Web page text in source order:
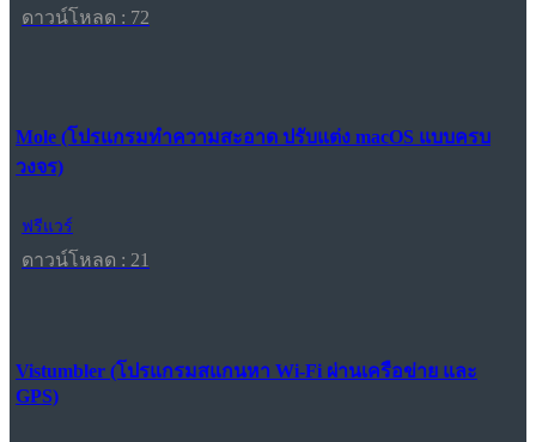
ดาวน์โหลด : 72
Mole (โปรแกรมทำความสะอาด ปรับแต่ง macOS แบบครบ
วงจร)
ฟรีแวร์
ดาวน์โหลด : 21
Vistumbler (โปรแกรมสแกนหา Wi-Fi ผ่านเครือข่าย และ
GPS)